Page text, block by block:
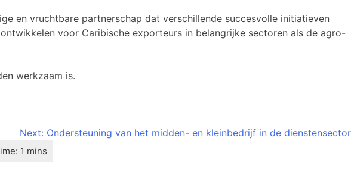
en vruchtbare partnerschap dat verschillende succesvolle initiatieven
voor Caribische exporteurs in belangrijke sectoren als de agro-
werkzaam is.
Next: Ondersteuning van het midden- en kleinbedrijf in de dienstensector